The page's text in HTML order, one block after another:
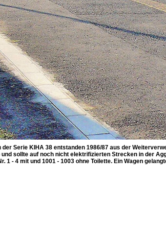
Serie KIHA 38 entstanden 1986/87 aus der
sollte auf noch nicht elektrifizierten Strecken in der
- 4 mit und 1001 - 1003 ohne Toilette. Ein Wagen